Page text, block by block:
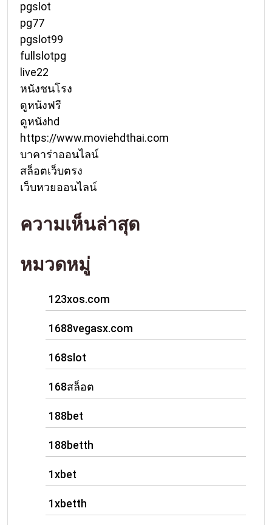
pgslot
pg77
pgslot99
fullslotpg
live22
หนังชนโรง
ดูหนังฟรี
ดูหนังhd
https://www.moviehdthai.com
บาคาร่าออนไลน์
สล็อตเว็บตรง
เว็บหวยออนไลน์
ความเห็นล่าสุด
หมวดหมู่
123xos.com
1688vegasx.com
168slot
168สล็อต
188bet
188betth
1xbet
1xbetth